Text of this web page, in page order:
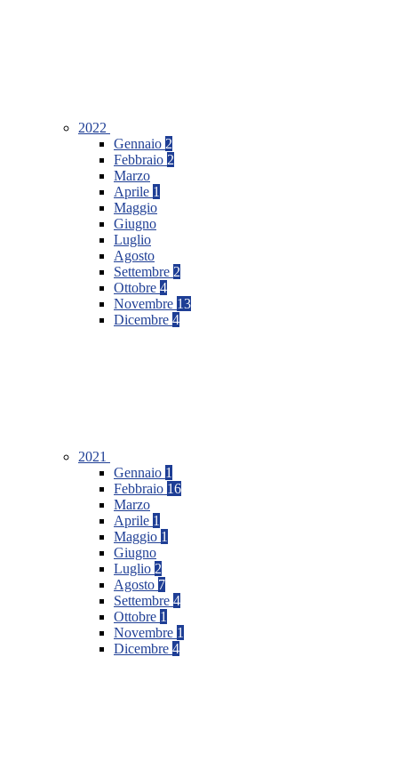
2022
Gennaio 2
Febbraio 2
Marzo
Aprile 1
Maggio
Giugno
Luglio
Agosto
Settembre 2
Ottobre 4
Novembre 13
Dicembre 4
2021
Gennaio 1
Febbraio 16
Marzo
Aprile 1
Maggio 1
Giugno
Luglio 2
Agosto 7
Settembre 4
Ottobre 1
Novembre 1
Dicembre 4